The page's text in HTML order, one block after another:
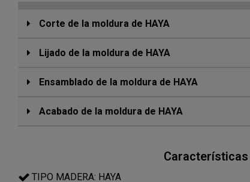
Corte de la moldura de HAYA
Lijado de la moldura de HAYA
Ensamblado de la moldura de HAYA
Acabado de la moldura de HAYA
Características
TIPO MADERA: HAYA